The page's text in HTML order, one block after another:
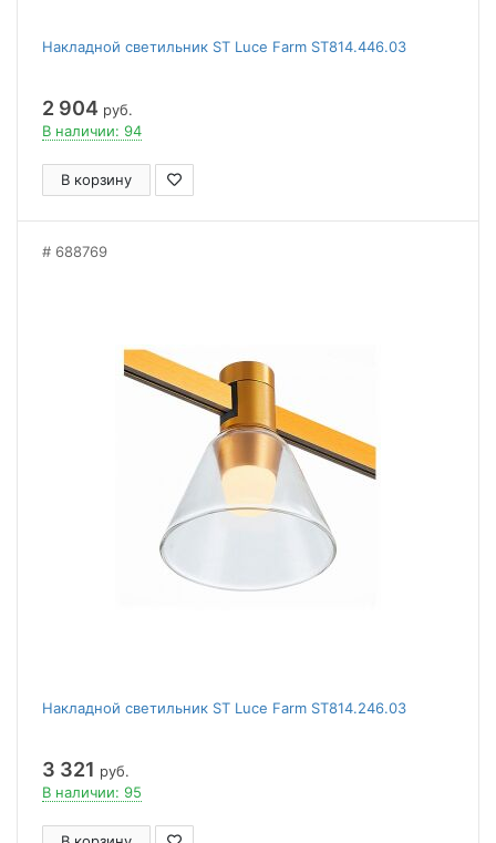
Накладной светильник ST Luce Farm ST814.446.03
2 904 руб.
В наличии: 94
В корзину
688769
Накладной светильник ST Luce Farm ST814.246.03
3 321 руб.
В наличии: 95